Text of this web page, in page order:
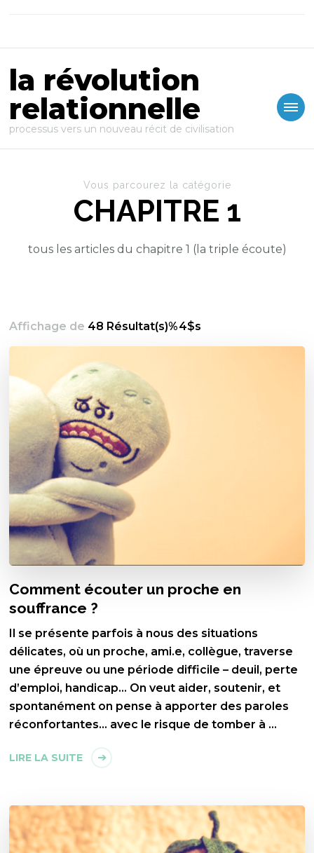
la révolution
relationnelle
processus vers un nouveau récit de civilisation
Vous parcourez la catégorie
CHAPITRE 1
tous les articles du chapitre 1 (la triple écoute)
Affichage de 48 Résultat(s)%4$s
Comment écouter un proche en
souffrance ?
Il se présente parfois à nous des situations
délicates, où un proche, ami.e, collègue, traverse
une épreuve ou une période difficile – deuil, perte
d’emploi, handicap… On veut aider, soutenir, et
spontanément on pense à apporter des paroles
réconfortantes… avec le risque de tomber à …
LIRE LA SUITE